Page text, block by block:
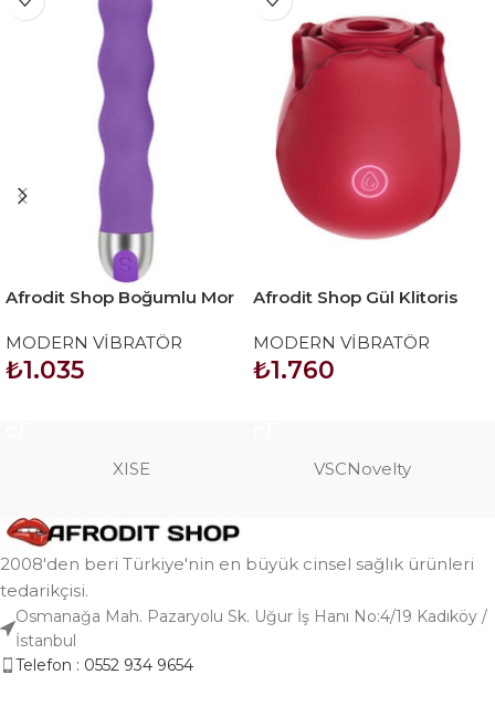
Afrodit Shop Boğumlu Mor
MODERN VİBRATÖR
₺1.035
Afrodit Shop Gül Klitoris
MODERN VİBRATÖR
₺1.760
XISE VSCNovelty
2008'den beri Türkiye'nin en büyük cinsel sağlık ürünleri
tedarikçisi.
Osmanağa Mah. Pazaryolu Sk. Uğur İş Hanı No:4/19 Kadıköy /
İstanbul
Telefon : 0552 934 9654